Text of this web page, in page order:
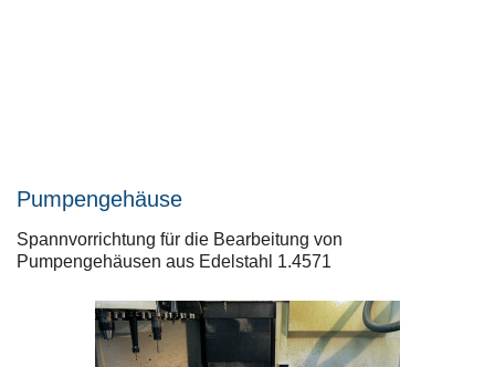
Pumpengehäuse
Spannvorrichtung für die Bearbeitung von
Pumpengehäusen aus Edelstahl 1.4571